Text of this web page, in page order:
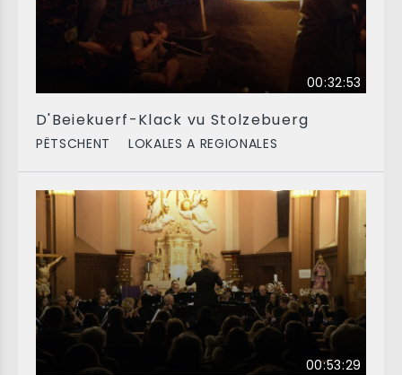
00:32:53
D'Beiekuerf-Klack vu Stolzebuerg
PËTSCHENT LOKALES A REGIONALES
00:53:29